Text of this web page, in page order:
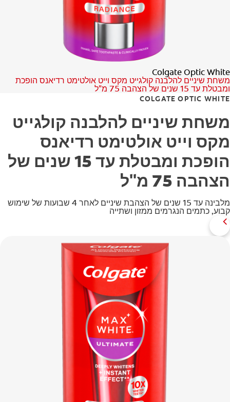
לאנשי המקצוע
Colgate Optic White
משחת שיניים להלבנה קולגייט מקס וייט אולטימט רדיאנס הופכת
ומבטלת עד 15 שנים של הצהבה 75 מ"ל
COLGATE OPTIC WHITE
משחת שיניים להלבנה קולגייט
מקס וייט אולטימט רדיאנס
הופכת ומבטלת עד 15 שנים של
הצהבה 75 מ"ל
מלבינה עד 15 שנים של הצהבת שיניים לאחר 4 שבועות של שימוש
קבוע, כתמים הנגרמים ממזון ושתייה